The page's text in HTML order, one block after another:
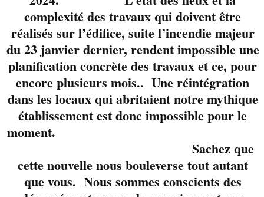
Gratuit
ven
9
complexité des travaux qui doivent être
réalisés sur l’édifice, suite l’incendie majeur
du 23 janvier dernier, rendent impossible une
planification concrète des travaux et ce, pour
encore plusieurs mois.. Une réintégration
dans les locaux qui abritaient notre mythique
établissement est donc impossible pour le
moment.
Sachez que
cette nouvelle nous bouleverse tout autant
que vous. Nous sommes conscients des